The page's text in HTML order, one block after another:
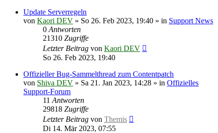
Update Serverregeln
von Kaori DEV » So 26. Feb 2023, 19:40 » in Support News
0 Antworten
21310 Zugriffe
Letzter Beitrag von Kaori DEV
So 26. Feb 2023, 19:40
Offizieller Bug-Sammelthread zum Contentpatch
von Shiva DEV » Sa 21. Jan 2023, 14:28 » in Offizielles
Support-Forum
11 Antworten
29818 Zugriffe
Letzter Beitrag von Themis
Di 14. Mär 2023, 07:55